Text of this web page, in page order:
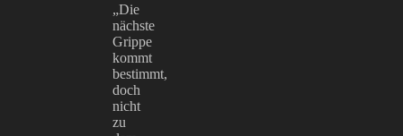
„Die
nächste
Grippe
kommt
bestimmt,
doch
nicht
zu